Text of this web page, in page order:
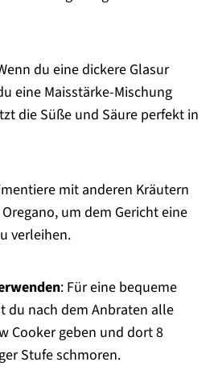
du eine dickere Glasur
eine Maisstärke-Mischung
die Süße und Säure perfekt in
mit anderen Kräutern
um dem Gericht eine
verleihen.
: Für eine bequeme
du nach dem Anbraten alle
Cooker geben und dort 8
Stufe schmoren.